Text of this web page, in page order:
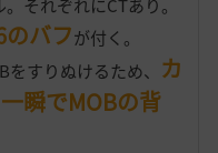
それぞれにCTあり。
のバフが付く。
すりぬけるため、 カ
瞬でMOBの背